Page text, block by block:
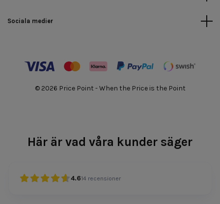
Sociala medier
© 2026 Price Point - When the Price is the Point
Här är vad våra kunder säger
4.614 recensioner